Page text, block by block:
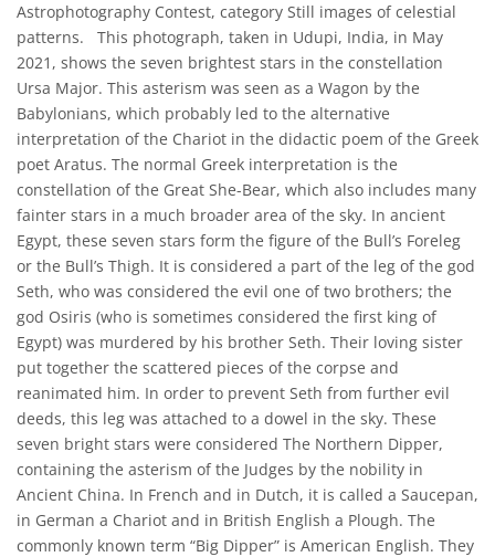
Astrophotography Contest, category Still images of celestial
patterns. This photograph, taken in Udupi, India, in May
2021, shows the seven brightest stars in the constellation
Ursa Major. This asterism was seen as a Wagon by the
Babylonians, which probably led to the alternative
interpretation of the Chariot in the didactic poem of the Greek
poet Aratus. The normal Greek interpretation is the
constellation of the Great She-Bear, which also includes many
fainter stars in a much broader area of the sky. In ancient
Egypt, these seven stars form the figure of the Bull’s Foreleg
or the Bull’s Thigh. It is considered a part of the leg of the god
Seth, who was considered the evil one of two brothers; the
god Osiris (who is sometimes considered the first king of
Egypt) was murdered by his brother Seth. Their loving sister
put together the scattered pieces of the corpse and
reanimated him. In order to prevent Seth from further evil
deeds, this leg was attached to a dowel in the sky. These
seven bright stars were considered The Northern Dipper,
containing the asterism of the Judges by the nobility in
Ancient China. In French and in Dutch, it is called a Saucepan,
in German a Chariot and in British English a Plough. The
commonly known term “Big Dipper” is American English. They